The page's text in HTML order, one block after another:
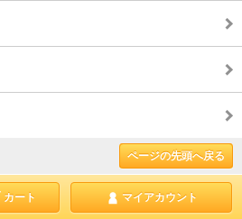
ページの先頭へ戻る
カート マイアカウント